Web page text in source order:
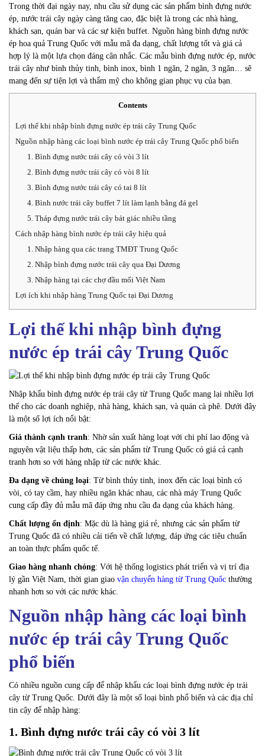
Trong thời đại ngày nay, nhu cầu sử dụng các sản phẩm bình đựng nước
ép, nước trái cây ngày càng tăng cao, đặc biệt là trong các nhà hàng,
khách sạn, quán bar và các sự kiện buffet. Nguồn hàng bình đựng nước
ép hoa quả Trung Quốc với mẫu mã đa dạng, chất lượng tốt và giá cả
hợp lý là một lựa chọn đáng cân nhắc. Các mẫu bình đựng nước ép, nước
trái cây như bình thủy tinh, bình inox, bình 1 ngăn, 2 ngăn, 3 ngăn… sẽ
mang đến sự tiện lợi và thẩm mỹ cho không gian phục vụ của bạn.
Contents
Lợi thế khi nhập bình đựng nước ép trái cây Trung Quốc
Nguồn nhập hàng các loại bình nước ép trái cây Trung Quốc phổ biến
1. Bình đựng nước trái cây có vòi 3 lít
2. Bình đựng nước trái cây có vòi 8 lít
3. Bình đựng nước trái cây có tai 8 lít
4. Bình nước trái cây buffet 7 lít làm lạnh bằng đá gel
5. Tháp đựng nước trái cây bát giác nhiều tầng
Cách nhập hàng bình nước ép trái cây hiệu quả
1. Nhập hàng qua các trang TMĐT Trung Quốc
2. Nhập bình đựng nước trái cây qua Đại Dương
3. Nhập hàng tại các chợ đầu mối Việt Nam
Lợi ích khi nhập hàng Trung Quốc tại Đại Dương
Lợi thế khi nhập bình đựng
nước ép trái cây Trung Quốc
Nhập khẩu bình đựng nước ép trái cây từ Trung Quốc mang lại nhiều lợi
thế cho các doanh nghiệp, nhà hàng, khách sạn, và quán cà phê. Dưới đây
là một số lợi ích nổi bật:
Giá thành cạnh tranh: Nhờ sản xuất hàng loạt với chi phí lao động và
nguyên vật liệu thấp hơn, các sản phẩm từ Trung Quốc có giá cả cạnh
tranh hơn so với hàng nhập từ các nước khác.
Đa dạng về chủng loại: Từ bình thủy tinh, inox đến các loại bình có
vòi, có tay cầm, hay nhiều ngăn khác nhau, các nhà máy Trung Quốc
cung cấp đầy đủ mẫu mã đáp ứng nhu cầu đa dạng của khách hàng.
Chất lượng ổn định: Mặc dù là hàng giá rẻ, nhưng các sản phẩm từ
Trung Quốc đã có nhiều cải tiến về chất lượng, đáp ứng các tiêu chuẩn
an toàn thực phẩm quốc tế.
Giao hàng nhanh chóng: Với hệ thống logistics phát triển và vị trí địa
lý gần Việt Nam, thời gian giao vận chuyển hàng từ Trung Quốc thường
nhanh hơn so với các nước khác.
Nguồn nhập hàng các loại bình
nước ép trái cây Trung Quốc
phổ biến
Có nhiều nguồn cung cấp để nhập khẩu các loại bình đựng nước ép trái
cây từ Trung Quốc. Dưới đây là một số loại bình phổ biến và các địa chỉ
tin cậy để nhập hàng:
1. Bình đựng nước trái cây có vòi 3 lít